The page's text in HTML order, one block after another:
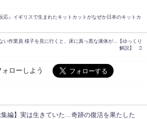
応』イギリスで生まれたキットカットがなぜか日本のキットカ
い作業員 様子を見に行くと、床に真っ黒な液体が...【ゆっくり
解説】
ローしよう
集編】実は生きていた…奇跡の復活を果たした